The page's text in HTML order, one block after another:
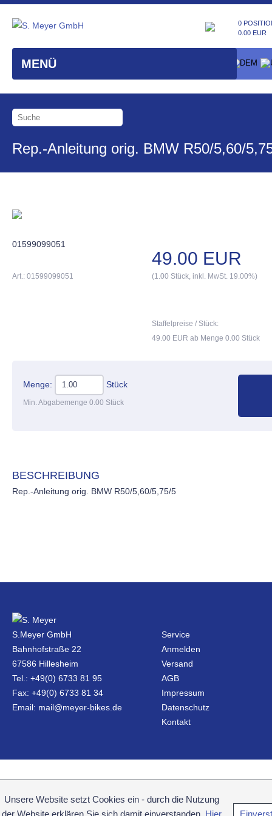
MENÜ
0
0.00 EUR
Rep.-Anleitung orig. BMW R50/5,60/
01599099051
49.00 EUR
Art.: 01599099051 (1.00 Stück, inkl. MwSt. 19.00%)
Staffelpreise / Stück:
49.00 EUR ab Menge 0.00 Stück
Menge: Stück
Min. Abgabemenge 0.00 Stück
BESCHREIBUNG
Rep.-Anleitung orig. BMW R50/5,60/5,75/5
S.Meyer GmbH
Bahnhofstraße 22
67586 Hillesheim
Tel.: +49(0) 6733 81 95
Fax: +49(0) 6733 81 34
Email: mail@meyer-bikes.de
Service
Anmelden
Versand
AGB
Impressum
Datenschutz
Kontakt
Unsere Website setzt Cookies ein - durch die Nutzung
der Website erklären Sie sich damit einverstanden. Hier